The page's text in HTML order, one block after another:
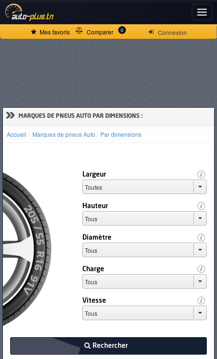
Connexion
Mes favoris Comparer 0
» MARQUES DE PNEUS AUTO PAR DIMENSIONS :
Accueil Marques de pneus Auto Par dimensions
Largeur
Hauteur
Diamètre
Charge
Vitesse
Rechercher
ACCUEIL
CAMIONS
PNEUS